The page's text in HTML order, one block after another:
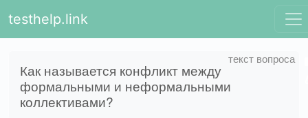
testhelp.link
Как называется конфликт между
формальными и неформальными
коллективами?